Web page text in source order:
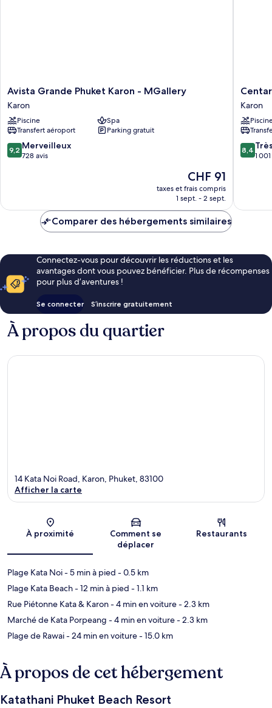
Avista
Grande
Phuket
Karon
-
MGallery
Karon
Avista Grande Phuket Karon - MGallery
Karon
Piscine
Spa
Transfert aéroport
Parking gratuit
9.2
sur
9,2 Merveilleux
728 avis
Le
nouveau
prix
de
CHF 91
taxes et frais compris
1 sept. - 2 sept.
Centara
Grand
Beach
Resort
Phuket
Karon
Karon
8.4
sur
8,4
1
Comparer des hébergements similaires
Connectez-vous pour découvrir les réductions et les
avantages dont vous pouvez bénéficier. Plus de récompenses
pour plus d’aventures !
Se connecter S’inscrire gratuitement
À propos du quartier
Carte
14 Kata Noi Road, Karon, Phuket, 83100
Afficher la carte
À proximité
Comment se
déplacer
Restaurants
Plage Kata Noi- 5 min à pied - 0.5 km
Plage Kata Beach- 12 min à pied - 1.1 km
Rue Piétonne Kata & Karon- 4 min en voiture- 2.3 km
Marché de Kata Porpeang - 4 min en voiture- 2.3 km
Plage de Rawai- 24 min en voiture- 15.0 km
À propos de cet hébergement
Katathani Phuket Beach Resort